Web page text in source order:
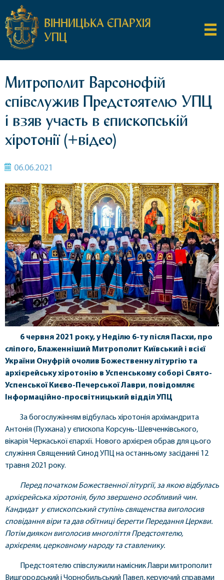
ВІННИЦЬКА ЄПАРХІЯ
УПЦ
Митрополит Варсонофій
співслужив Предстоятелю УПЦ
і взяв участь в єпископській
хіротонії (+відео)
06.06.2021
6 червня 2021 року, у Неділю 6-ту після Пасхи, про
сліпого, Блаженніший Митрополит Київський і всієї
України Онуфрій очолив Божественну літургію та
архієрейську хіротонію в Успенському соборі Свято-
Успенської Києво-Печерської Лаври, повідомляє
Інформаційно-просвітницький відділ УПЦ
За богослужінням відбулась хіротонія архімандрита
Антонія (Пухкана) у єпископа Корсунь-Шевченківського,
вікарія Черкаської єпархії. Нового архієрея обрав для цього
служіння Священний Синод УПЦ на останньому засіданні 12
травня 2021 року.
Перед початком Божественної літургії, за якою відбулась
архієрейська хіротонія, було звершено особливий чин.
Кандидат у єпископський ступінь священства виголосив
сповідання віри та дав обітниці берегти Передання Церкви.
Потім диякон виголосив многоліття Предстоятелю,
архієреям, церковному народу та ставленику.
Предстоятелю співслужили намісник Лаври митрополит
Вишгородський і Чорнобильський Павел, керуючий справами